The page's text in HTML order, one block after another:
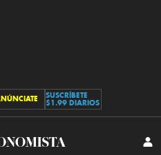
SUSCRÍBETE
$1.99 DIARIOS
El